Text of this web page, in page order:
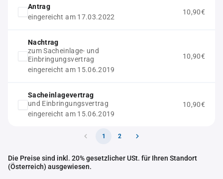
Antrag
eingereicht am 17.03.2022
10,90€
Nachtrag
zum Sacheinlage- und
Einbringungsvertrag
eingereicht am 15.06.2019
10,90€
Sacheinlagevertrag
und Einbringungsvertrag
eingereicht am 15.06.2019
10,90€
1 2
Die Preise sind inkl. 20% gesetzlicher USt. für Ihren Standort
(Österreich) ausgewiesen.